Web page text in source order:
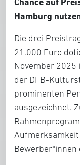
Hamburg
Die drei
21.000 Euro
November 2025
der DFB-
prominenten
ausgezeichnet.